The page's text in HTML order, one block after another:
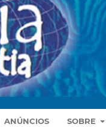
ANÚNCIOS SOBRE